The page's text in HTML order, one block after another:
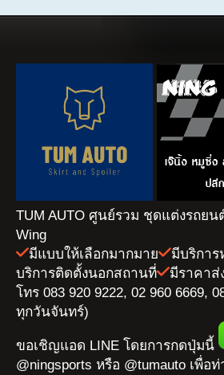
TUM AUTO ศูนย์รวม ชุดแต่งรถย
Wing
มีแบบให้เลือกมากมาย
มีบริการ
บริการติดตั้งนอกสถานที่
มีราคาส่
โทร 083 920 9222, 02 960 6669,
ทุกวันจันทร์)
ขอเชิญแอด LINE โดยการกดปุ่มนี้
@ningsports หรือ @tumauto เพื่